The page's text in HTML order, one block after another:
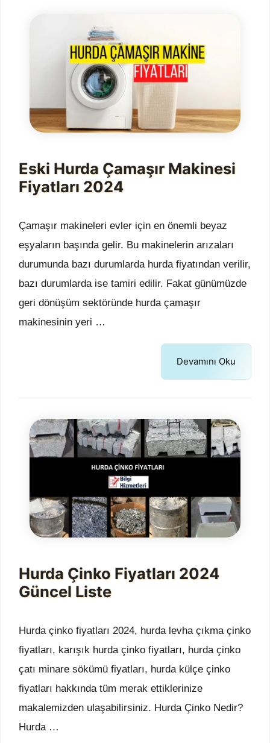
Eski Hurda Çamaşır Makinesi
Fiyatları 2024
Çamaşır makineleri evler için en önemli beyaz
eşyaların başında gelir. Bu makinelerin arızaları
durumunda bazı durumlarda hurda fiyatından verilir,
bazı durumlarda ise tamiri edilir. Fakat günümüzde
geri dönüşüm sektöründe hurda çamaşır
makinesinin yeri …
Devamını Oku
Hurda Çinko Fiyatları 2024
Güncel Liste
Hurda çinko fiyatları 2024, hurda levha çıkma çinko
fiyatları, karışık hurda çinko fiyatları, hurda çinko
çatı minare sökümü fiyatları, hurda külçe çinko
fiyatları hakkında tüm merak ettiklerinize
makalemizden ulaşabilirsiniz. Hurda Çinko Nedir?
Hurda …